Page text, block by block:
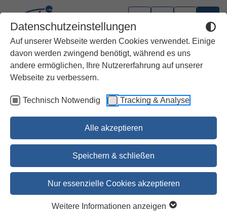
Datenschutzeinstellungen
Auf unserer Webseite werden Cookies verwendet. Einige
davon werden zwingend benötigt, während es uns
andere ermöglichen, Ihre Nutzererfahrung auf unserer
Webseite zu verbessern.
Technisch Notwendig Tracking & Analyse
Alle akzeptieren
Speichern & schließen
Nur essenzielle Cookies akzeptieren
Weitere Informationen anzeigen